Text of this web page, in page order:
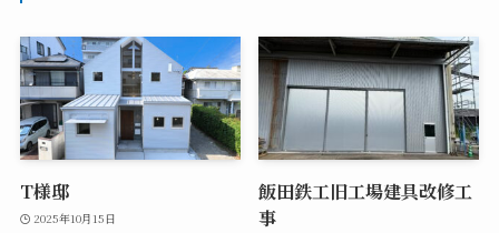
T様邸
2025年10月15日
飯田鉄工旧工場建具改修工
事